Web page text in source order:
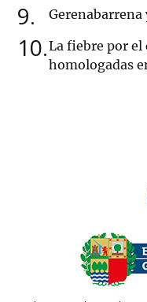
9 Gerenabarrena
10 La fiebre por el
homologadas